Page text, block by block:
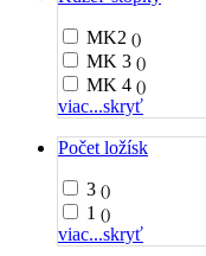
MK2 ()
MK 3 ()
MK 4 ()
viac...skryť
Počet ložísk
3 ()
1 ()
viac...skryť